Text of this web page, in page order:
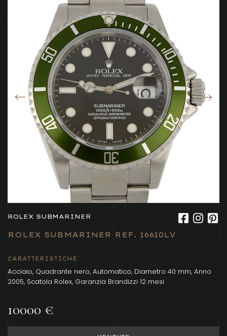
ROLEX SUBMARINER
ROLEX SUBMARINER REF. 16610LV
CARATTERISTICHE
Acciaio, Quadrante nero, Automatico, Diametro 40 mm, Anno
2005, Scatola Rolex, Garanzia Brandizzi 12 mesi
10000 €